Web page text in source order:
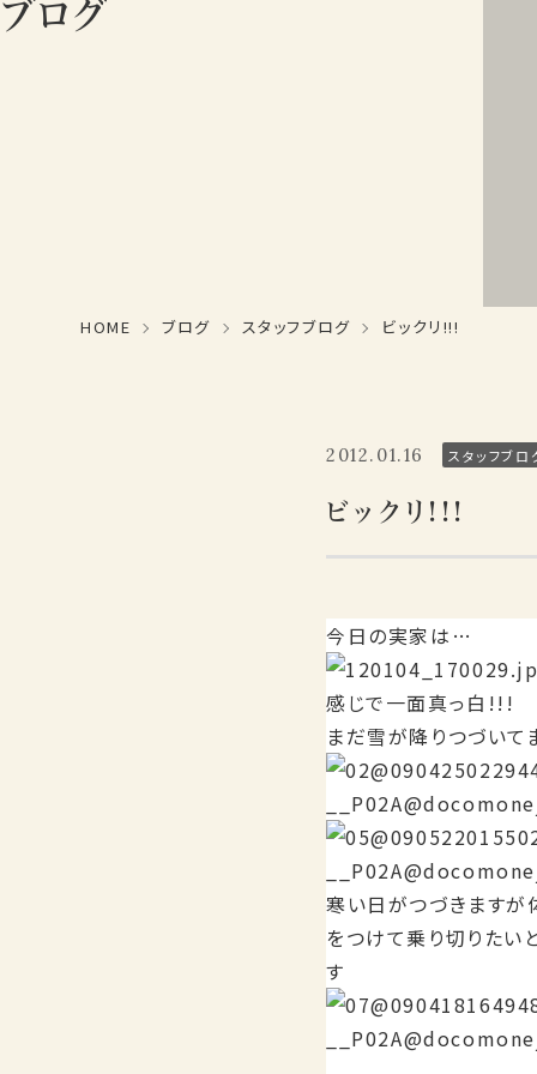
ブログ
HOME ブログ スタッフブログ ビックリ!!!
2012.01.16 スタッフブロ
ビックリ!!!
今日の実家は…
感じで一面真っ白!!!
まだ雪が降りつづいて
寒い日がつづきますが
をつけて乗り切りたい
す